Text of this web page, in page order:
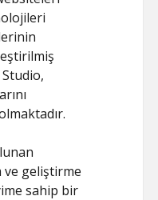
ve geliştirme
sahip bir